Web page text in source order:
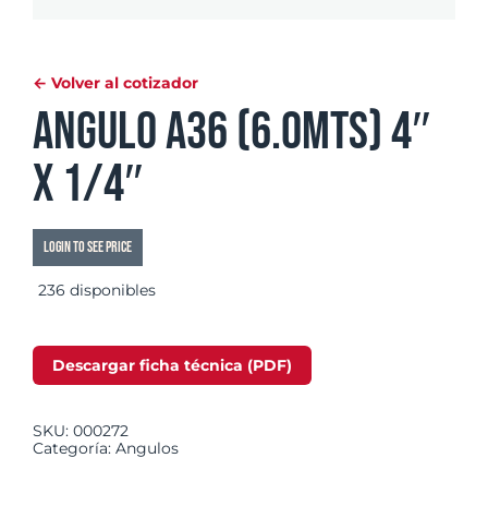
← Volver al cotizador
Angulo A36 (6.0mts) 4″
x 1/4″
Login to see price
236 disponibles
Descargar ficha técnica (PDF)
SKU: 000272
Categoría: Angulos